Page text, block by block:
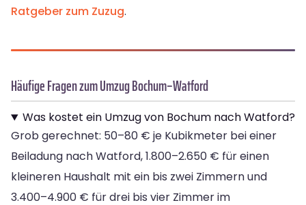
Ratgeber zum Zuzug.
Häufige Fragen zum Umzug Bochum–Watford
Was kostet ein Umzug von Bochum nach Watford?
Grob gerechnet: 50–80 € je Kubikmeter bei einer
Beiladung nach Watford, 1.800–2.650 € für einen
kleineren Haushalt mit ein bis zwei Zimmern und
3.400–4.900 € für drei bis vier Zimmer im